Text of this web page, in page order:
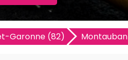
Garonne (82) Montauban